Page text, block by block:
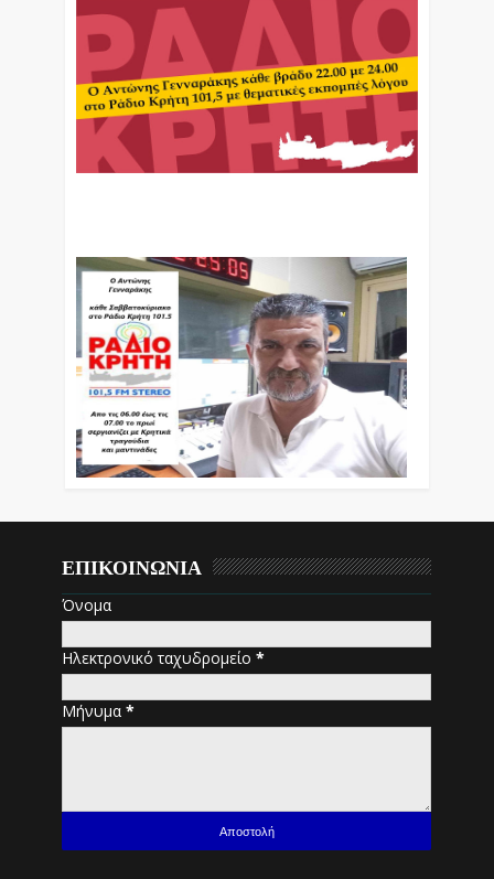
ΕΠΙΚΟΙΝΩΝΙΑ
Όνομα
Ηλεκτρονικό ταχυδρομείο*
Μήνυμα*